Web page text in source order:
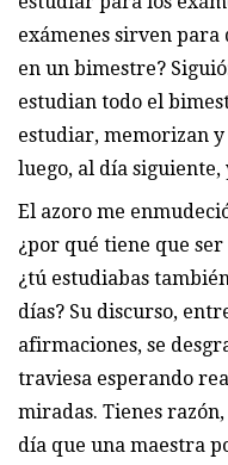
exámenes sirven
en un bimestre?
estudian todo el
estudiar, memorizan y
luego, al día
El azoro me
¿por qué tiene que
¿tú estudiabas
días? Su discurso,
afirmaciones, se
traviesa esperando
miradas. Tienes
día que una maestra